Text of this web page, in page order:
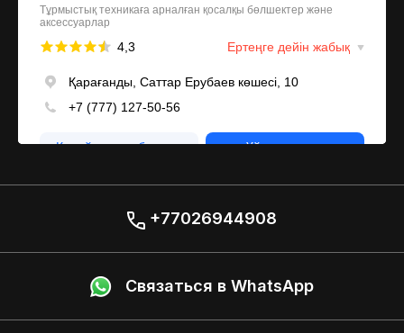
+77026944908
Связаться в WhatsApp